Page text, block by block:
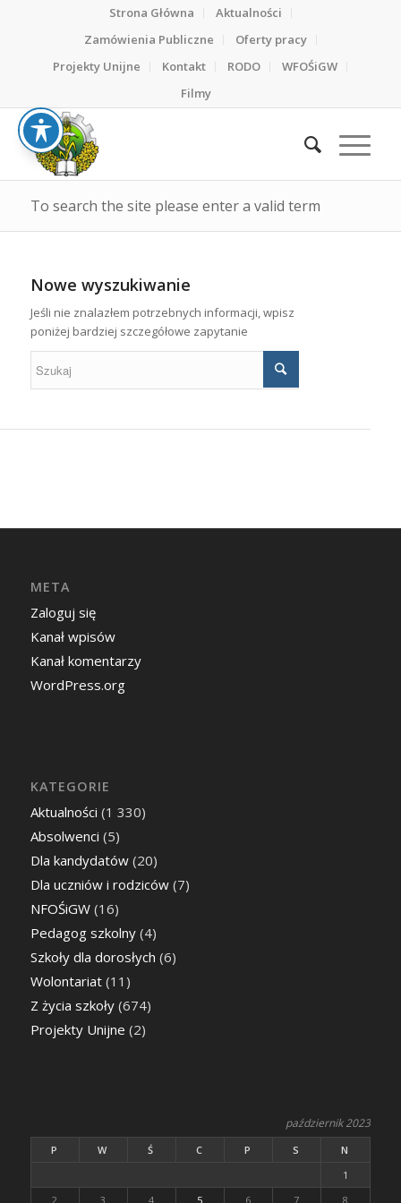
Strona Główna
Aktualności
Zamówienia Publiczne
Oferty pracy
Projekty Unijne
Kontakt RODO
WFOŚiGW
Filmy
To search the site please enter a valid term
Nowe wyszukiwanie
Jeśli nie znalazłem potrzebnych informacji, wpisz
poniżej bardziej szczegółowe zapytanie
META
Zaloguj się
Kanał wpisów
Kanał komentarzy
WordPress.org
KATEGORIE
Aktualności (1 330)
Absolwenci (5)
Dla kandydatów(20)
Dla uczniów i rodziców(7)
NFOŚiGW(16)
Pedagog szkolny(4)
Szkoły dla dorosłych (6)
Wolontariat(11)
Z życia szkoły(674)
Projekty Unijne (2)
październik 2023
P W Ś C P S
N
1
2
3 4 5 6 7 8